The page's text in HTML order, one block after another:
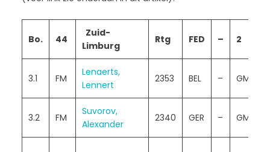
Bo. 44
Zuid-
Limburg
Rtg FED – 2
3.1 FM
Lenaerts,
Lennert
2353 BEL – GM
3.2 FM
Suvorov,
Alexander
2340 GER – GM